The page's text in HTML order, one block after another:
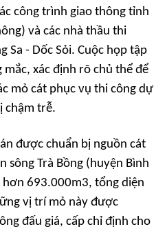
công trình giao thông tỉnh
và các nhà thầu thi
Sa - Dốc Sỏi. Cuộc họp tập
xác định rõ chủ thể để
mỏ cát phục vụ thi công dự
chậm trễ.
được chuẩn bị nguồn cát
sông Trà Bồng (huyện Bình
693.000m3, tổng diện
vị trí mỏ này được
đấu giá, cấp chỉ định cho